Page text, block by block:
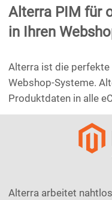
Alterra PIM für
in Ihren
Alterra ist die
Webshop-Systeme.
Produktdaten in alle
Alterra arbeitet